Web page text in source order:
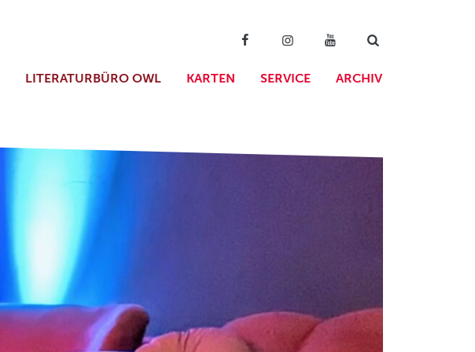
LITERATURBÜRO OWL KARTEN SERVICE ARCHIV